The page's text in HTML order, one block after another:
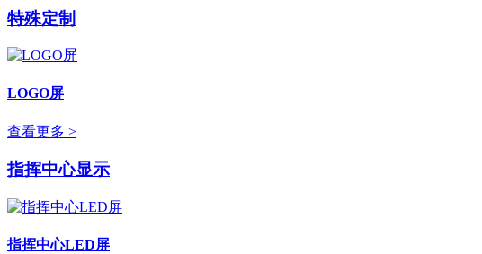
特殊定制
LOGO屏
查看更多 >
指挥中心显示
指挥中心LED屏